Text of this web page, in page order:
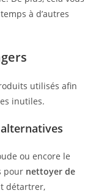
à d’autres
utilisés afin
inutiles.
ou encore le
pour nettoyer de
détartrer,